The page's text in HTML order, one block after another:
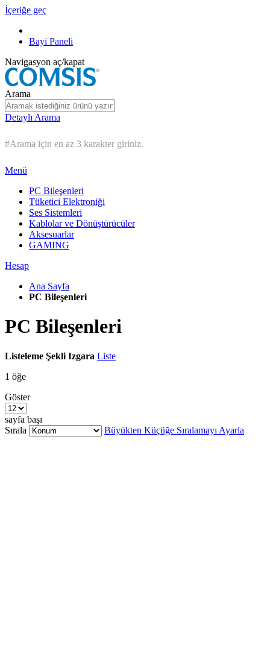
İçeriğe geç
Bayi Paneli
Navigasyon aç/kapat
Arama
Detaylı Arama
#Arama için en az 3 karakter giriniz.
Menü
PC Bileşenleri
Tüketici Elektroniği
Ses Sistemleri
Kablolar ve Dönüştürücüler
Aksesuarlar
GAMING
Hesap
Ana Sayfa
PC Bileşenleri
PC Bileşenleri
Listeleme Şekli Izgara Liste
1 öğe
Göster
sayfa başı
Sırala
Büyükten Küçüğe Sıralamayı Ayarla